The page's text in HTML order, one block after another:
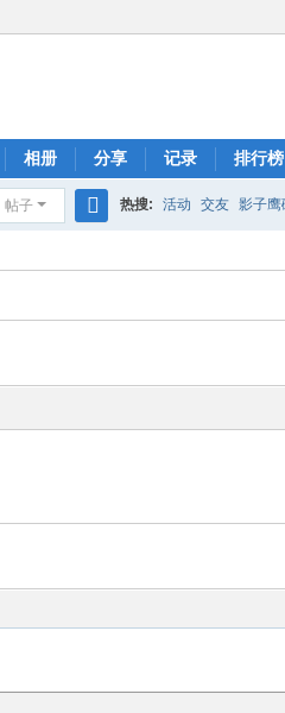
相册 分享 记录 排行榜
帖子
索
热搜: 活动 交友 影子鹰